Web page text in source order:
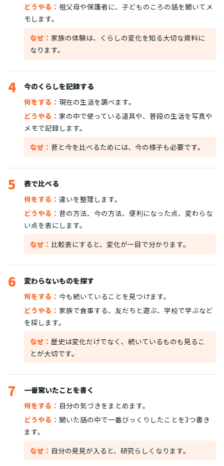
どうやる： 祖父母や保護者に、子どものころの話を聞いてメ
モします。
なぜ： 家族の体験は、くらしの変化を知る大切な資料に
なります。
4
今のくらしを記録する
何をする： 現在の生活を調べます。
どうやる： 家の中で使っている道具や、普段の生活を写真や
メモで記録します。
なぜ： 昔と今を比べるためには、今の様子も必要です。
5
表で比べる
何をする： 違いを整理します。
どうやる： 昔の方法、今の方法、便利になった点、変わらな
い点を表にします。
なぜ： 比較表にすると、変化が一目で分かります。
6
変わらないものを探す
何をする： 今も続いていることを見つけます。
どうやる： 家族で食事する、友だちと遊ぶ、学校で学ぶなど
を探します。
なぜ： 歴史は変化だけでなく、続いているものも見るこ
とが大切です。
7
一番驚いたことを書く
何をする： 自分の気づきをまとめます。
どうやる： 聞いた話の中で一番びっくりしたことを3つ書き
ます。
なぜ： 自分の発見が入ると、研究らしくなります。